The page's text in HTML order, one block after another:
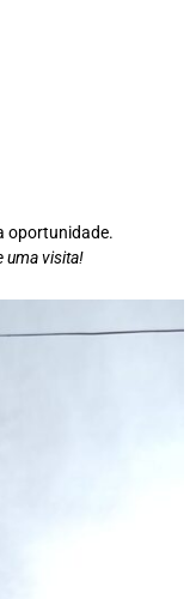
oportunidade.
uma visita!